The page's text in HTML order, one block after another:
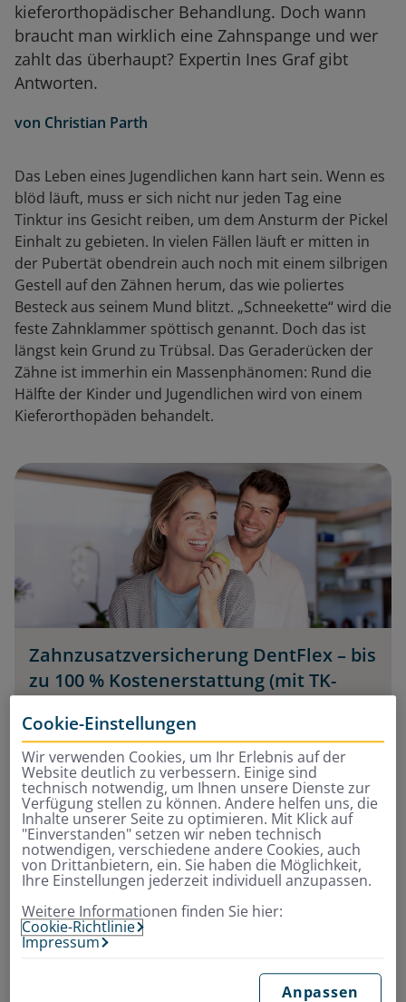
kieferorthopädischer Behandlung. Doch wann
braucht man wirklich eine Zahnspange und wer
zahlt das überhaupt? Expertin Ines Graf gibt
Antworten.
von Christian Parth
Das Leben eines Jugendlichen kann hart sein. Wenn es
blöd läuft, muss er sich nicht nur jeden Tag eine
Tinktur ins Gesicht reiben, um dem Ansturm der Pickel
Einhalt zu gebieten. In vielen Fällen läuft er mitten in
der Pubertät obendrein auch noch mit einem silbrigen
Gestell auf den Zähnen herum, das wie poliertes
Besteck aus seinem Mund blitzt. „Schneekette“ wird die
feste Zahnklammer spöttisch genannt. Doch das ist
längst kein Grund zu Trübsal. Das Geraderücken der
Zähne ist immerhin ein Massenphänomen: Rund die
Hälfte der Kinder und Jugendlichen wird von einem
Kieferorthopäden behandelt.
Zahnzusatzversicherung DentFlex – bis
zu 100 % Kostenerstattung (mit TK-
Zahnbehandlungen,z.B. Füllungen und
Wurzelbehandlungen
Zahnersatz,z.B. Kronen, Inlays und
Implantate
Professionelle Zahnreinigung
Jetzt Beitrag berechnen und online
abschließen
Cookie-Einstellungen
Wir verwenden Cookies, um Ihr Erlebnis auf der
Website deutlich zu verbessern. Einige sind
technisch notwendig, um Ihnen unsere Dienste zur
Verfügung stellen zu können. Andere helfen uns, die
Inhalte unserer Seite zu optimieren. Mit Klick auf
"Einverstanden" setzen wir neben technisch
notwendigen, verschiedene andere Cookies, auch
von Drittanbietern, ein. Sie haben die Möglichkeit,
Ihre Einstellungen jederzeit individuell anzupassen.
Weitere Informationen finden Sie hier:
Cookie-Richtlinie
Impressum
Anpassen